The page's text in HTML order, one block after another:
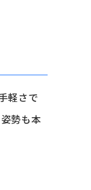
軽さで
勢も本